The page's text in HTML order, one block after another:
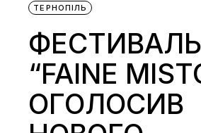
ТЕРНОПІЛЬ
ФЕСТИВАЛЬ
“FAINE
ОГОЛОСИВ